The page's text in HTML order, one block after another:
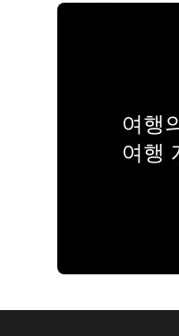
여행
여행